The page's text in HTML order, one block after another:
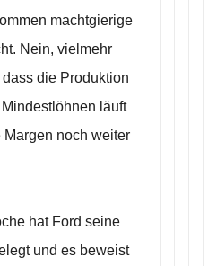
machtgierige
Nein, vielmehr
die Produktion
läuft
Margen noch weiter
hat Ford seine
und es beweist